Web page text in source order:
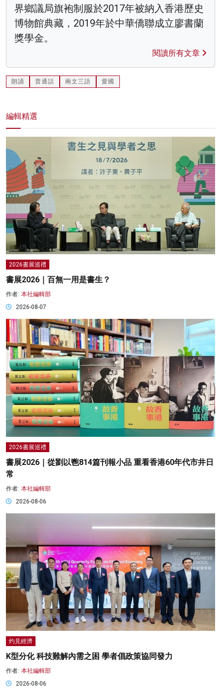
界鄉議局旗袍制服於2017年被納入香港歷史
博物館典藏，2019年於中華僑聯成立廖書蘭
獎學金。
閱讀所有文章
朗誦 普通話 兩文三語 愛國
編輯精選
2026書展巡禮
書展2026｜百無一用是書生？
作者: 本社編輯部
2026-08-07
2026書展巡禮
書展2026｜從劉以鬯814篇刊報小品 重看香港60年代市井日
常
作者: 本社編輯部
2026-08-06
灼見經濟
K型分化 科技難解內需之困 學者倡政策協同發力
作者: 本社編輯部
2026-08-06